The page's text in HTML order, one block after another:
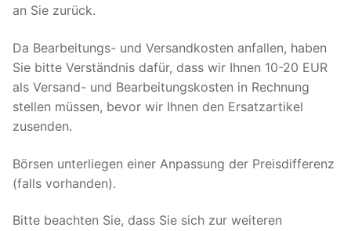
an Sie zurück.
Da Bearbeitungs- und Versandkosten anfallen, haben
Sie bitte Verständnis dafür, dass wir Ihnen 10-20 EUR
als Versand- und Bearbeitungskosten in Rechnung
stellen müssen, bevor wir Ihnen den Ersatzartikel
zusenden.
Börsen unterliegen einer Anpassung der Preisdifferenz
(falls vorhanden).
Bitte beachten Sie, dass Sie sich zur weiteren